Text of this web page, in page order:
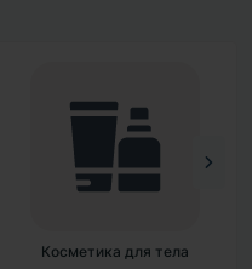
Декоративная косметика